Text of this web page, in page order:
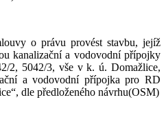
o právu provést stavbu, jejíž
kanalizační a vodovodní přípojky
2, 5042/3, vše v k. ú. Domažlice,
a vodovodní přípojka pro RD
dle předloženého návrhu(OSM)